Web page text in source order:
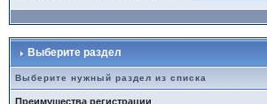
Выберите раздел
Выберите нужный раздел из списка
Преимущества регистрации